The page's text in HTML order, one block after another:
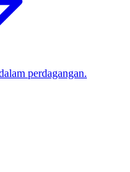
perdagangan.